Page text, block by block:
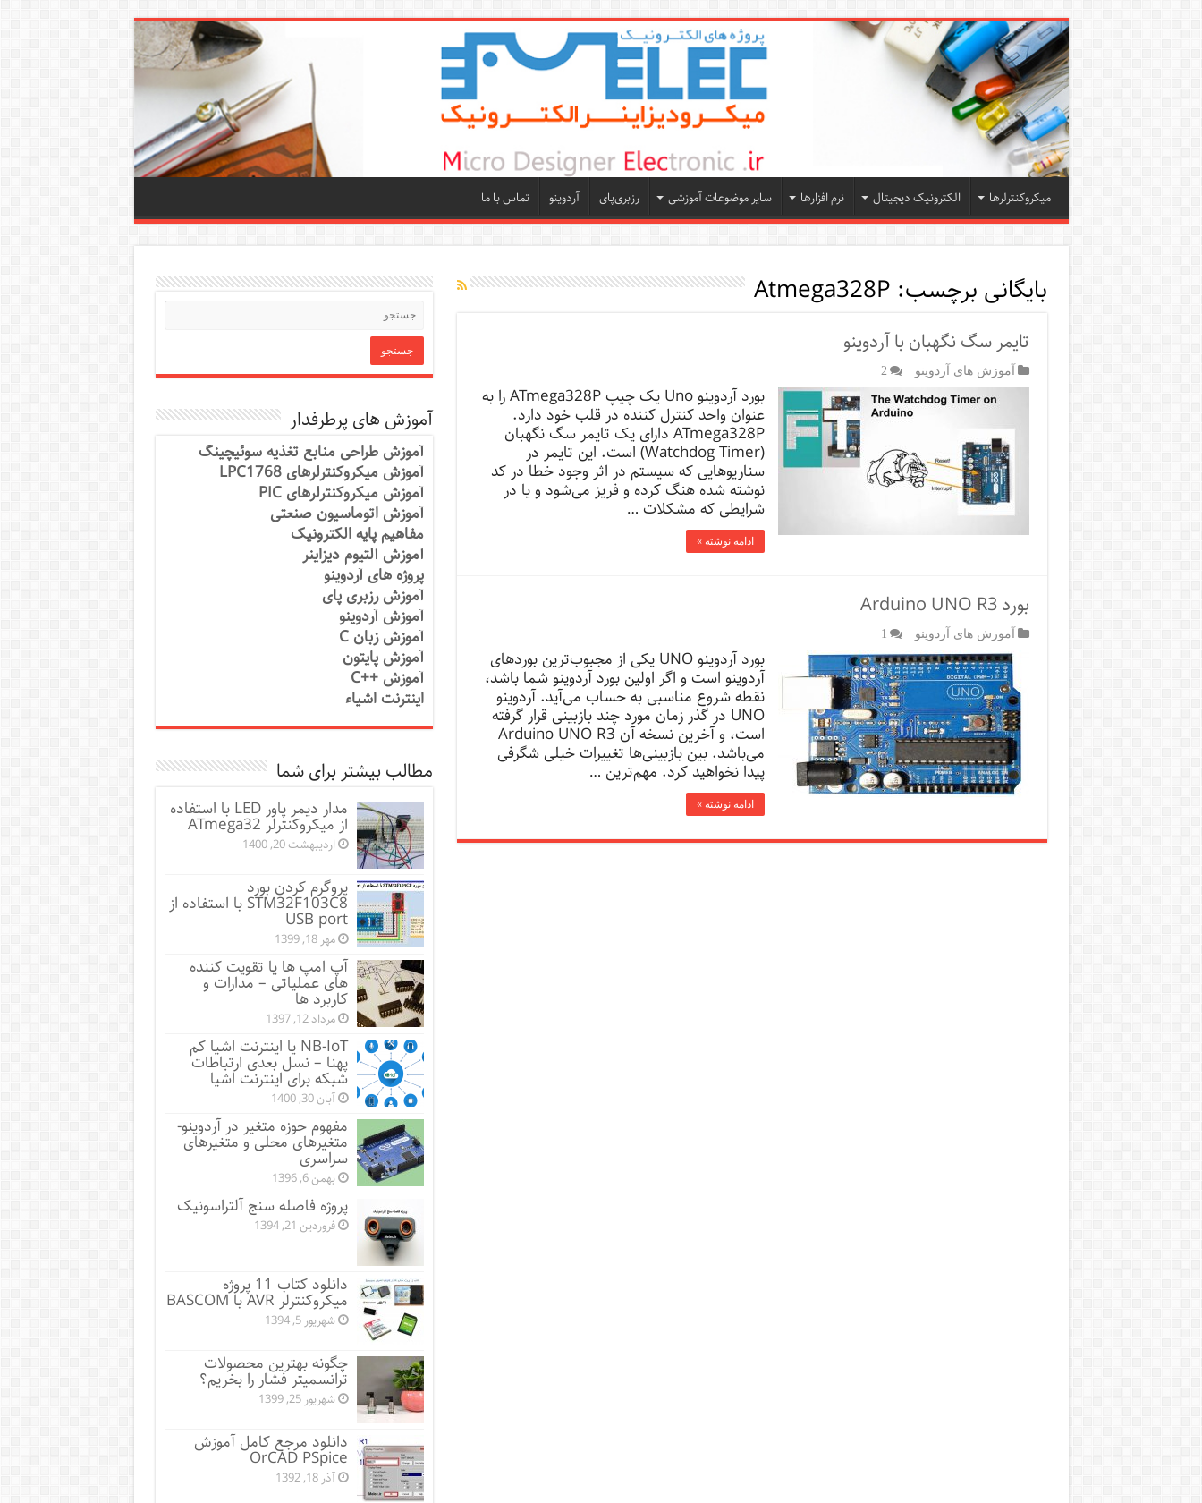
میکروکنترلرها الکترونیک دیجیتال نرم افزارها سایر موضوعات آموزشی رزبری‌پای آردوینو تماس با ما
بایگانی برچسب: Atmega328P
تایمر سگ نگهبان با آردوینو
آموزش های آردوینو 2
بورد آردوینو Uno یک چیپ ATmega328P را به
عنوان واحد کنترل کننده در قلب خود دارد.
ATmega328P دارای یک تایمر سگ نگهبان
(Watchdog Timer) است. این تایمر در
سناریوهایی که سیستم در اثر وجود خطا در کد
نوشته شده هنگ کرده و فریز می‌شود و یا در
شرایطی که مشکلات …
ادامه نوشته »
بورد Arduino UNO R3
آموزش های آردوینو 1
بورد آردوینو UNO یکی از مجبوب‌ترین بوردهای
آردوینو است و اگر اولین بورد آردوینو شما باشد،
نقطه شروع مناسبی به حساب می‌آید. آردوینو
UNO در گذر زمان مورد چند بازبینی قرار گرفته
است، و آخرین نسخه آن Arduino UNO R3
می‌باشد. بین بازبینی‌ها تغییرات خیلی شگرفی
پیدا نخواهید کرد. مهم‌ترین …
ادامه نوشته »
آموزش های پرطرفدار
آموزش طراحی منابع تغذیه سوئیچینگ
آموزش میکروکنترلرهای LPC1768
آموزش میکروکنترلرهای PIC
آموزش اتوماسیون صنعتی
مفاهیم پایه الکترونیک
آموزش آلتیوم دیزاینر
پروژه های آردوینو
آموزش رزبری پای
آموزش آردوینو
آموزش زبان C
آموزش پایتون
آموزش ++C
اینترنت اشیاء
مطالب بیشتر برای شما
مدار دیمر پاور LED با استفاده
از میکروکنترلر ATmega32
اردیبهشت 20, 1400
پروگرم کردن بورد
STM32F103C8 با استفاده از
USB port
مهر 18, 1399
آپ امپ ها یا تقویت کننده
های عملیاتی – مدارات و
کاربرد ها
مرداد 12, 1397
NB-IoT یا اینترنت اشیا کم
پهنا – نسل بعدی ارتباطات
شبکه برای اینترنت اشیا
آبان 30, 1400
مفهوم حوزه متغیر در آردوینو-
متغیرهای محلی و متغیرهای
سراسری
بهمن 6, 1396
پروژه فاصله سنج آلتراسونیک
فروردین 21, 1394
دانلود کتاب 11 پروژه
میکروکنترلر AVR با BASCOM
شهریور 5, 1394
چگونه بهترین محصولات
ترانسمیتر فشار را بخریم؟
شهریور 25, 1399
دانلود مرجع کامل آموزش
OrCAD PSpice
آذر 18, 1392